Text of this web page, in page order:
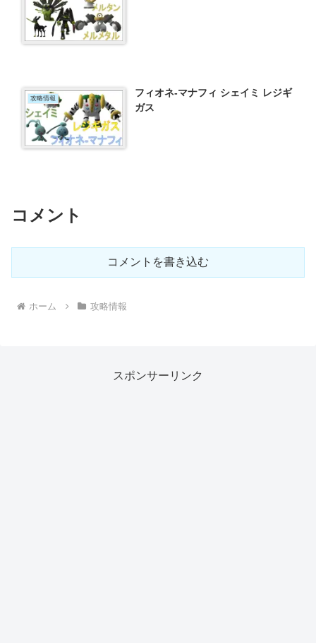
攻略情報
フィオネ-マナフィ シェイミ レジギ
ガス
コメント
コメントを書き込む
ホーム 攻略情報
スポンサーリンク